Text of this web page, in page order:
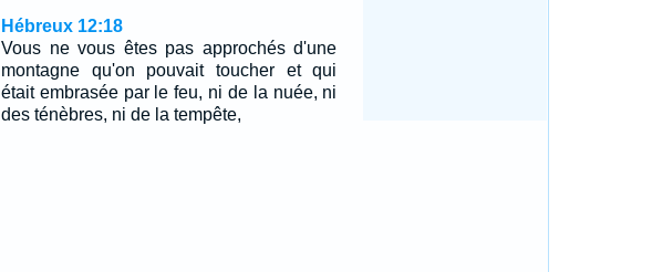
Hébreux 12:18
Vous ne vous êtes pas approchés d'une
montagne qu'on pouvait toucher et qui
était embrasée par le feu, ni de la nuée, ni
des ténèbres, ni de la tempête,